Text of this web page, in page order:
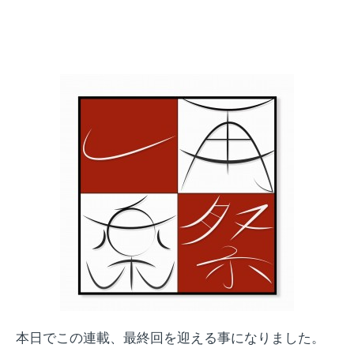
本日でこの連載、最終回を迎える事になりました。